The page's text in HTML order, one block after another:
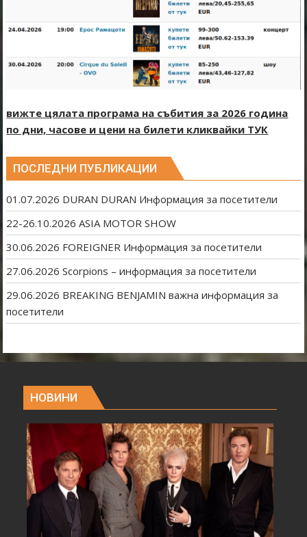
вижте цялата програма на събития за 2026 година
по дни, часове и цени на билети кликвайки ТУК
ПОСЛЕДНИ ПУБЛИКАЦИИ
01.07.2026 DURAN DURAN Информация за посетители
22-26.10.2026 ASIA MOTOR SHOW
30.06.2026 FOREIGNER Информация за посетители
27.06.2026 Scorpions – информация за посетители
29.06.2026 BREAKING BENJAMIN важна информация за
посетители
НОВИНИ